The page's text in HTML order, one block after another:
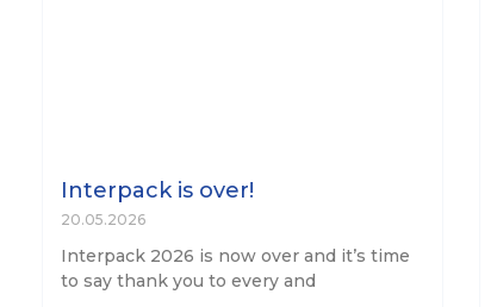
Interpack is over!
20.05.2026
Interpack 2026 is now over and it’s time
to say thank you to every and